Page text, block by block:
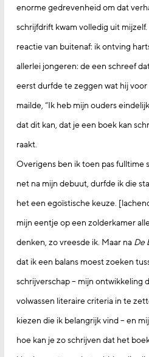
enorme gedrevenheid om dat
schrijfdrift kwam volledig uit
reactie van buitenaf: ik ontving
allerlei jongeren: de een schreef
eerst durfde te zeggen wat hij
mailde, “Ik heb mijn ouders
dat dit kan, dat je een boek kan
raakt.
Overigens ben ik toen pas fulltime
net na mijn debuut, durfde ik die
het een egoïstische keuze.
mijn eentje op een zolderkamer
denken, zo vreesde ik. Maar na De
dat ik een balans moest zoeken
schrijverschap – mijn ontwikkeling
volwassen literaire criteria in te
kiezen die ik belangrijk vind – en
hoe kan je zo schrijven dat het